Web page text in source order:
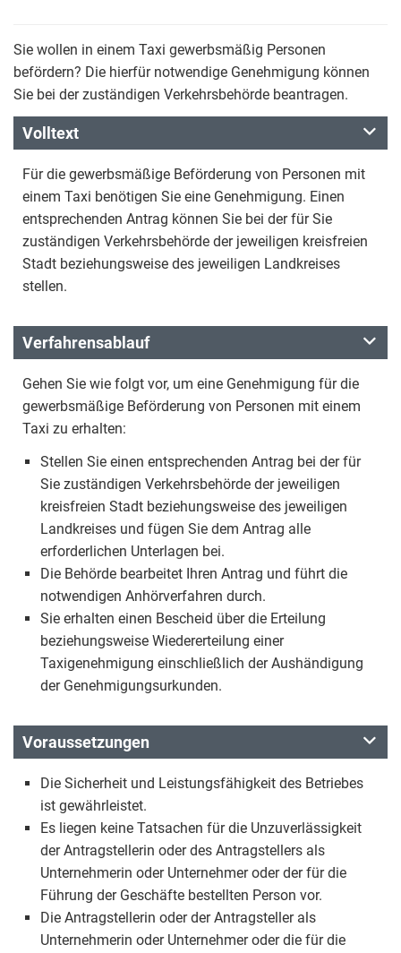
Sie wollen in einem Taxi gewerbsmäßig Personen
befördern? Die hierfür notwendige Genehmigung können
Sie bei der zuständigen Verkehrsbehörde beantragen.
Volltext
Für die gewerbsmäßige Beförderung von Personen mit
einem Taxi benötigen Sie eine Genehmigung. Einen
entsprechenden Antrag können Sie bei der für Sie
zuständigen Verkehrsbehörde der jeweiligen kreisfreien
Stadt beziehungsweise des jeweiligen Landkreises
stellen.
Verfahrensablauf
Gehen Sie wie folgt vor, um eine Genehmigung für die
gewerbsmäßige Beförderung von Personen mit einem
Taxi zu erhalten:
Stellen Sie einen entsprechenden Antrag bei der für
Sie zuständigen Verkehrsbehörde der jeweiligen
kreisfreien Stadt beziehungsweise des jeweiligen
Landkreises und fügen Sie dem Antrag alle
erforderlichen Unterlagen bei.
Die Behörde bearbeitet Ihren Antrag und führt die
notwendigen Anhörverfahren durch.
Sie erhalten einen Bescheid über die Erteilung
beziehungsweise Wiedererteilung einer
Taxigenehmigung einschließlich der Aushändigung
der Genehmigungsurkunden.
Voraussetzungen
Die Sicherheit und Leistungsfähigkeit des Betriebes
ist gewährleistet.
Es liegen keine Tatsachen für die Unzuverlässigkeit
der Antragstellerin oder des Antragstellers als
Unternehmerin oder Unternehmer oder der für die
Führung der Geschäfte bestellten Person vor.
Die Antragstellerin oder der Antragsteller als
Unternehmerin oder Unternehmer oder die für die